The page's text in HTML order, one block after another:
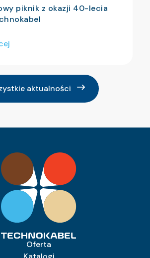
piknik z okazji 40-lecia
aktualności
Oferta